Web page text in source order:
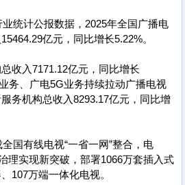
统计公报数据，2025年全国广播电
亿元，同比增长5.22%。
收入7171.12亿元，同比增长
务、广电5G业务持续拉动广播电视
务机构总收入8293.17亿元，同比增
国有线电视“一省一网”整合，电
理实现新突破，部署1066万套插入式
107万端一体化电视。